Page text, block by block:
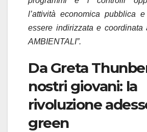
l’attività economica pubblica
essere indirizzata e
AMBIENTALI”.
Da Greta
nostri giovani: la
rivoluzione
green